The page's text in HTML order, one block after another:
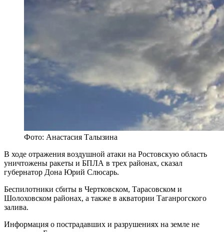
Фото: Анастасия Талызина
В ходе отражения воздушной атаки на Ростовскую область
уничтожены ракеты и БПЛА в трех районах, сказал
губернатор Дона Юрий Слюсарь.
Беспилотники сбиты в Чертковском, Тарасовском и
Шолоховском районах, а также в акватории Таганрогского
залива.
Информация о пострадавших и разрушениях на земле не